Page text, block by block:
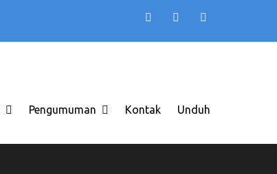
Pengumuman Kontak Unduh